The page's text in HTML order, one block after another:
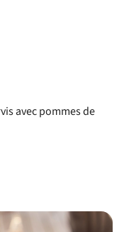
avec pommes de